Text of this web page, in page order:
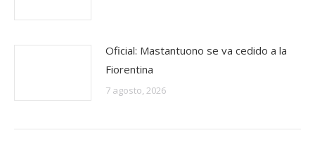
Oficial: Mastantuono se va cedido a la
Fiorentina
7 agosto, 2026